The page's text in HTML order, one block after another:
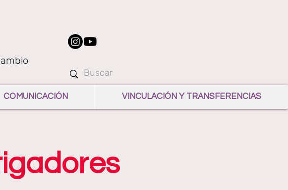
COMUNICACIÓN VINCULACIÓN Y TRANSFERENCIAS